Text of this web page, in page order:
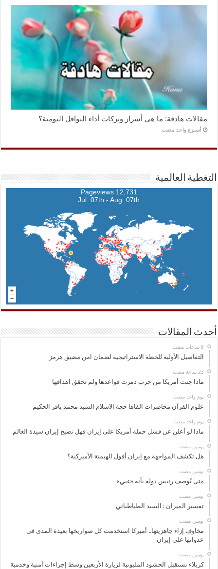
مقالات هادفة: ما هي أسرار وبركات أداء النوافل اليومية؟
‏أسبوع واحد مضت
التغطية العالمية
12,731 Pageviews
Jul. 07th - Aug. 07th
أحدث المقالات
التفاصيل الأولية للخطة الاستراتيجية لضمان امن مضيق هرمز
ماذا جنت أمريكا من حرب دمرت قواعدها ولم تحقق اهدافها
‏يوم واحد مضت
علوم القرآن محاضرات القاها حجة الاسلام السيد محمد باقر الحكيم
‏يوم واحد مضت
ماذا لو أعلن عن فشل حملة أمريكا على إيران فهل تصبح إيران سيدة العالم
‏يومين مضت
هل تكشف المواجهة مع إيران أفول الهيمنة الأميركية؟
‏يومين مضت
متى يُوصف رئيس دولة بأنه «غبي»
‏يومين مضت
تفسير الميزان : السيد الطباطبائي
‏يومين مضت
مخاوف إزاء جاهزيتها.. أميركا استخدمت كل صواريخها بعيدة المدى في
عدوانها على إيران
‏يومين مضت
كربلاء تستقبل الحشود المليونية لزيارة الأربعين وسط إجراءات أمنية وخدمية